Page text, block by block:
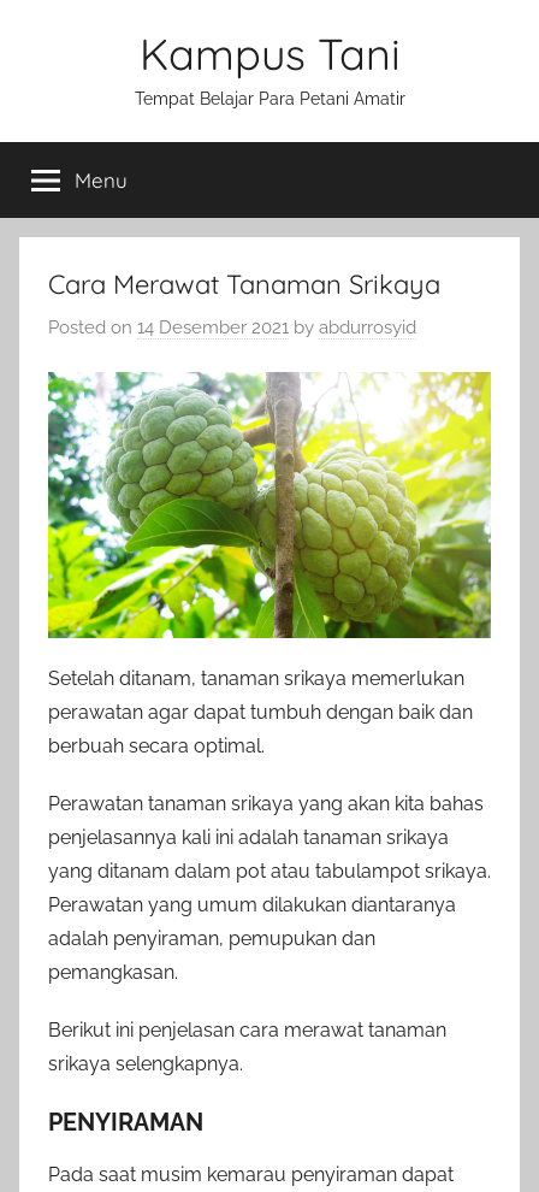
Kampus Tani
Tempat Belajar Para Petani Amatir
Menu
Cara Merawat Tanaman Srikaya
Posted on 14 Desember 2021 by abdurrosyid
Setelah ditanam, tanaman srikaya memerlukan
perawatan agar dapat tumbuh dengan baik dan
berbuah secara optimal.
Perawatan tanaman srikaya yang akan kita bahas
penjelasannya kali ini adalah tanaman srikaya
yang ditanam dalam pot atau tabulampot srikaya.
Perawatan yang umum dilakukan diantaranya
adalah penyiraman, pemupukan dan
pemangkasan.
Berikut ini penjelasan cara merawat tanaman
srikaya selengkapnya.
PENYIRAMAN
Pada saat musim kemarau penyiraman dapat